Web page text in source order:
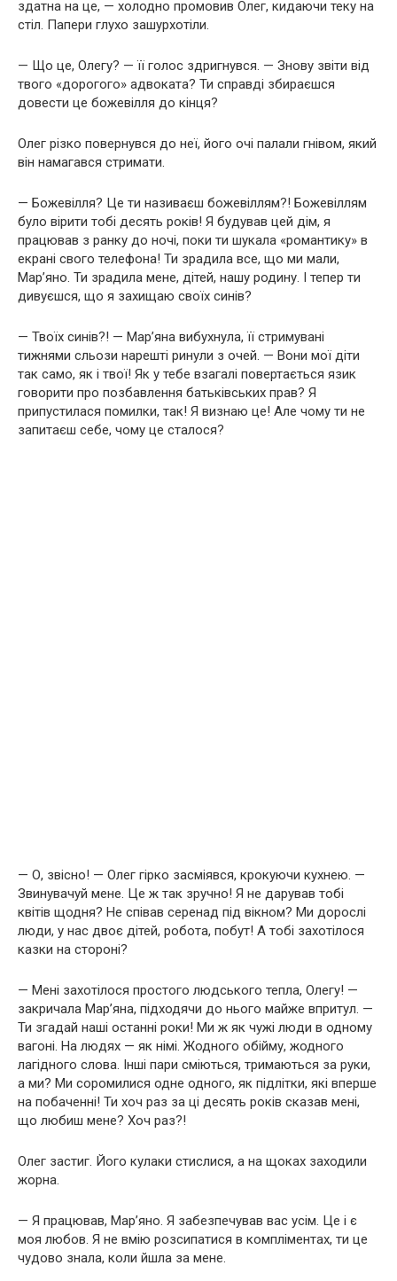
здатна на це, — холодно промовив Олег, кидаючи теку на
стіл. Папери глухо зашурхотіли.
— Що це, Олегу? — її голос здригнувся. — Знову звіти від
твого «дорогого» адвоката? Ти справді збираєшся
довести це божевілля до кінця?
Олег різко повернувся до неї, його очі палали гнівом, який
він намагався стримати.
— Божевілля? Це ти називаєш божевіллям?! Божевіллям
було вірити тобі десять років! Я будував цей дім, я
працював з ранку до ночі, поки ти шукала «романтику» в
екрані свого телефона! Ти зрадила все, що ми мали,
Мар’яно. Ти зрадила мене, дітей, нашу родину. І тепер ти
дивуєшся, що я захищаю своїх синів?
— Твоїх синів?! — Мар’яна вибухнула, її стримувані
тижнями сльози нарешті ринули з очей. — Вони мої діти
так само, як і твої! Як у тебе взагалі повертається язик
говорити про позбавлення батьківських прав? Я
припустилася помилки, так! Я визнаю це! Але чому ти не
запитаєш себе, чому це сталося?
— О, звісно! — Олег гірко засміявся, крокуючи кухнею. —
Звинувачуй мене. Це ж так зручно! Я не дарував тобі
квітів щодня? Не співав серенад під вікном? Ми дорослі
люди, у нас двоє дітей, робота, побут! А тобі захотілося
казки на стороні?
— Мені захотілося простого людського тепла, Олегу! —
закричала Мар’яна, підходячи до нього майже впритул. —
Ти згадай наші останні роки! Ми ж як чужі люди в одному
вагоні. На людях — як німі. Жодного обійму, жодного
лагідного слова. Інші пари сміються, тримаються за руки,
а ми? Ми соромилися одне одного, як підлітки, які вперше
на побаченні! Ти хоч раз за ці десять років сказав мені,
що любиш мене? Хоч раз?!
Олег застиг. Його кулаки стислися, а на щоках заходили
жорна.
— Я працював, Мар’яно. Я забезпечував вас усім. Це і є
моя любов. Я не вмію розсипатися в компліментах, ти це
чудово знала, коли йшла за мене.